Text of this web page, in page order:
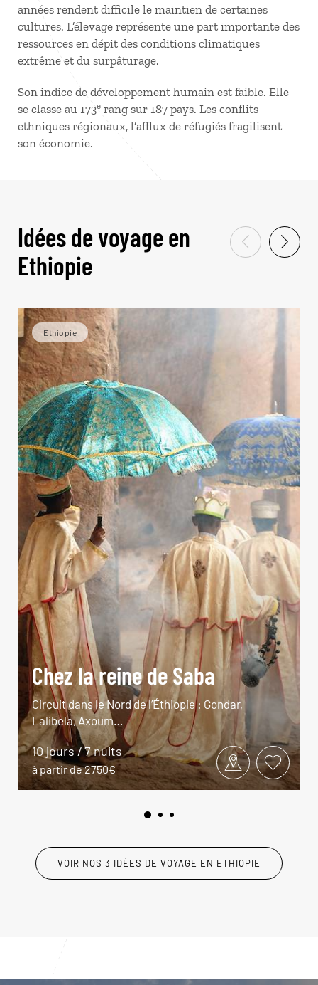
années rendent difficile le maintien de certaines
cultures. L’élevage représente une part importante des
ressources en dépit des conditions climatiques
extrême et du surpâturage.
Son indice de développement humain est faible. Elle
se classe au 173e rang sur 187 pays. Les conflits
ethniques régionaux, l’afflux de réfugiés fragilisent
son économie.
Idées de voyage en
Ethiopie
Ethiopie
Chez la reine de Saba
Circuit dans le Nord de l’Éthiopie : Gondar,
Lalibela, Axoum…
10 jours / 7 nuits
à partir de 2750€
VOIR NOS 3 IDÉES DE VOYAGE EN ETHIOPIE